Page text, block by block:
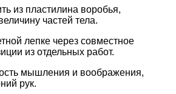
из пластилина воробья,
частей тела.
лепке через совместное
из отдельных работ.
мышления и воображения,
рук.